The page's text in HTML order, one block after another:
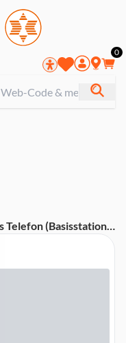
0
Telefon (Basisstation,